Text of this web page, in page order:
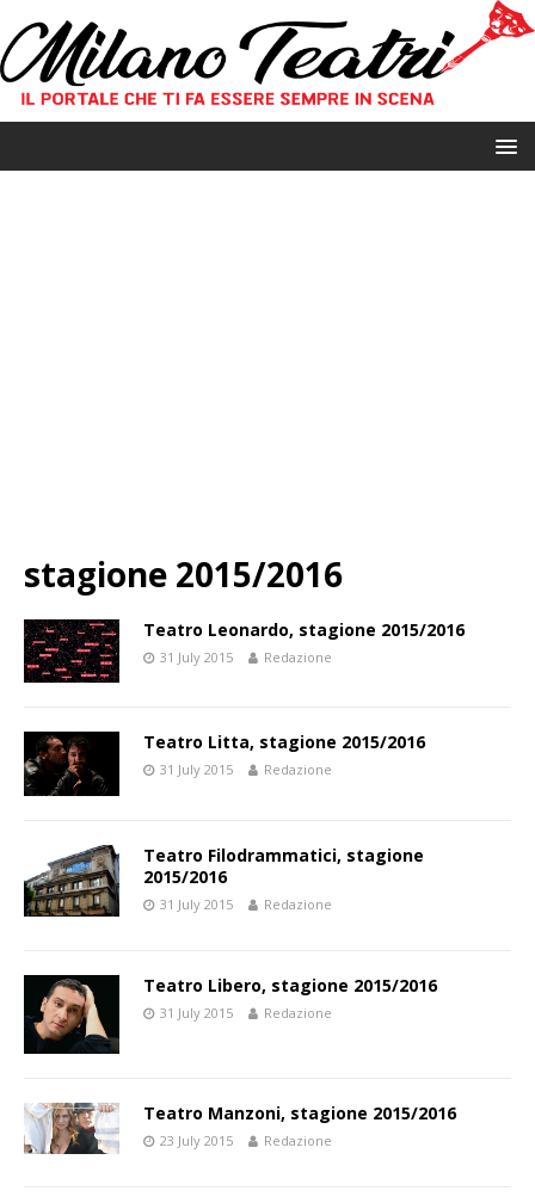
stagione 2015/2016
Teatro Leonardo, stagione 2015/2016
31 July 2015 Redazione
Teatro Litta, stagione 2015/2016
31 July 2015 Redazione
Teatro Filodrammatici, stagione
2015/2016
31 July 2015 Redazione
Teatro Libero, stagione 2015/2016
31 July 2015 Redazione
Teatro Manzoni, stagione 2015/2016
23 July 2015 Redazione